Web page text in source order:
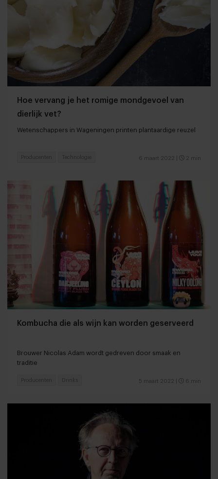
Hoe vervang je het romige mondgevoel van
dierlijk vet?
Wetenschappers in Wageningen printen plantaardige reuzel
6 maart 2022 2 min
Producenten Technologie
Kombucha die als wijn kan worden geserveerd
Brouwer Nicolas Adam wordt gedreven door smaak en
traditie
5 maart 2022 6 min
Producenten Drinks